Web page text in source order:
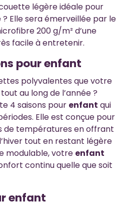
légère idéale pour
Elle sera émerveillée par le
200 g/m² d’une
facile à entretenir.
pour enfant
polyvalentes que votre
au long de l’année ?
4 saisons pour enfant qui
Elle est conçue pour
de températures en offrant
tout en restant légère
modulable, votre enfant
continu quelle que soit
enfant